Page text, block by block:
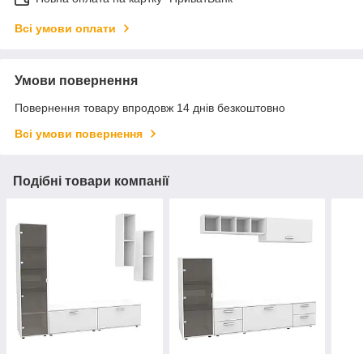
Всі умови оплати
Умови повернення
Повернення товару впродовж 14 днів безкоштовно
Всі умови повернення
Подібні товари компанії